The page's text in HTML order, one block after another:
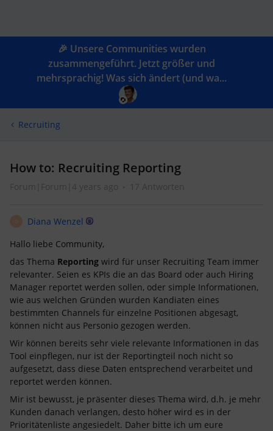
🎉 Unsere Communities wurden
zusammengeführt. Jetzt größer und
mehrsprachig! Was sich ändert (und wa...
Recruiting
How to: Recruiting Reporting
Forum|Forum|4 years ago 17 Antworten
Diana Wenzel
Hallo liebe Community,
das Thema Reporting wird für unser Recruiting Team immer
relevanter. Seien es KPIs die an das Board oder auch Hiring
Manager reportet werden sollen, oder simple Informationen,
wie aus welchen Gründen wurden Kandiaten eines
bestimmten Channels für einzelne Positionen abgesagt,
können nicht aus Personio gezogen werden.
Wir können bereits sehr viele relevante Informationen in das
Tool einpflegen, nur ist der Reportingteil noch nicht so
aufgesetzt, dass diese Daten entsprechend verarbeitet und
reportet werden können.
Mir ist bewusst, je präsenter dieses Thema wird, d.h. je mehr
Kunden danach verlangen, desto höher wird es in der
Prioritätenliste angesiedelt. Daher bitte ich um eure